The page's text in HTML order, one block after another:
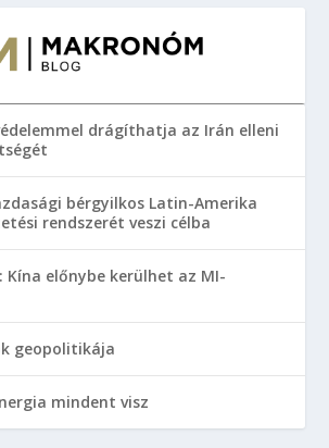
drágíthatja az Irán elleni
bérgyilkos Latin-Amerika
rendszerét veszi célba
Kína előnybe kerülhet az MI-
geopolitikája
mindent visz